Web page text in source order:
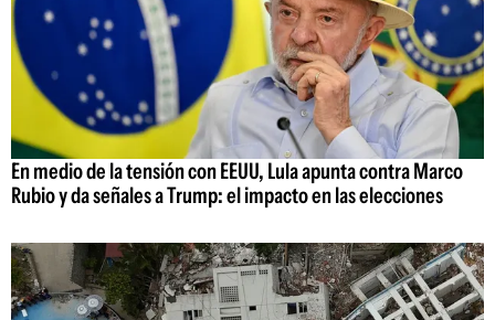
En medio de la tensión con EEUU, Lula apunta contra Marco
Rubio y da señales a Trump: el impacto en las elecciones